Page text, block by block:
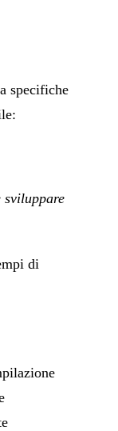
specifiche
sviluppare
di